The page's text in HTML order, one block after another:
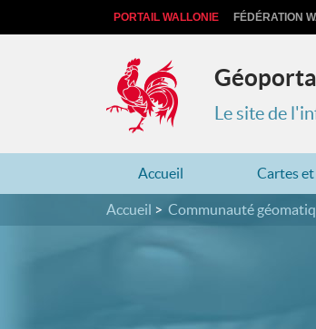
PORTAIL WALLONIE FÉDÉRATION
Le site de
Accueil Cartes
Accueil Communauté